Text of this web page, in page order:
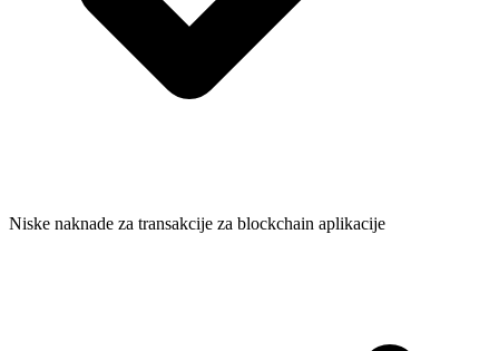
Niske naknade za transakcije za blockchain aplikacije